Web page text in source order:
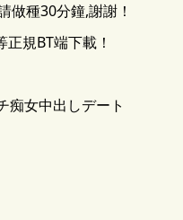
做種30分鐘,謝謝！
規BT端下載！
痴女中出しデート